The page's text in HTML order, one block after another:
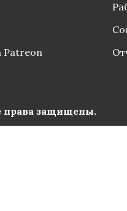
Patreon
права защищены.